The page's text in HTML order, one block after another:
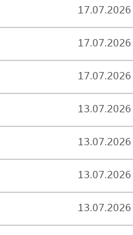
17.07.2026
17.07.2026
17.07.2026
13.07.2026
13.07.2026
13.07.2026
13.07.2026